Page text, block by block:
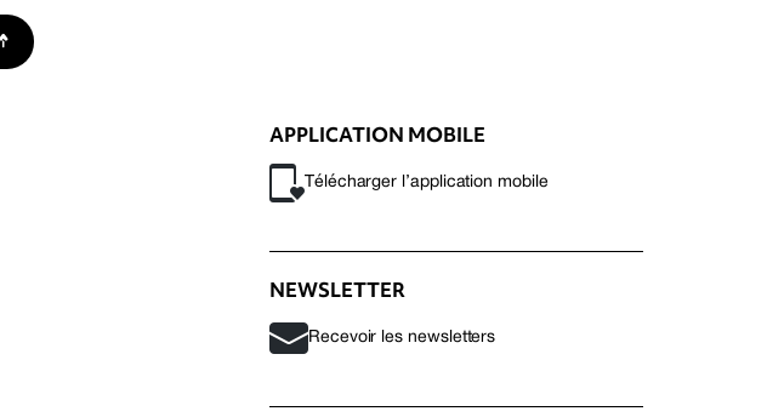
APPLICATION MOBILE
Télécharger l’application mobile
NEWSLETTER
Recevoir les newsletters